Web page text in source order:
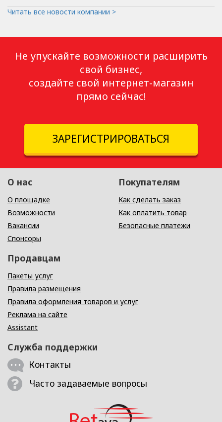
Читать все новости компании >
Не упускайте возможности расширить
свой бизнес,
создайте свой интернет-магазин
прямо сейчас!
ЗАРЕГИСТРИРОВАТЬСЯ
О нас
О площадке
Возможности
Вакансии
Спонсоры
Покупателям
Как сделать заказ
Как оплатить товар
Безопасные платежи
Продавцам
Пакеты услуг
Правила размещения
Правила оформления товаров и услуг
Реклама на сайте
Assistant
Служба поддержки
Контакты
Часто задаваемые вопросы